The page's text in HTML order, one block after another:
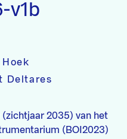
v1b
Deltares
(zichtjaar 2035) van het
(BOI2023)